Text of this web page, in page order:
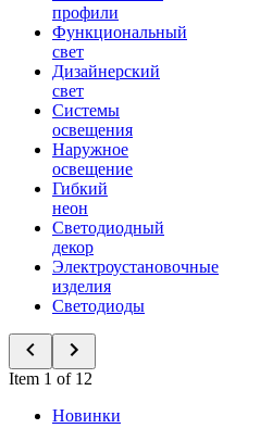
профили
Функциональный
свет
Дизайнерский
свет
Системы
освещения
Наружное
освещение
Гибкий
неон
Светодиодный
декор
Электроустановочные
изделия
Светодиоды
Item 1 of 12
Новинки